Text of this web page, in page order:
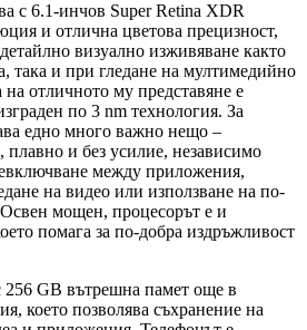
с 6.1-инчов Super Retina XDR
и отлична цветова прецизност,
визуално изживяване както
така и при гледане на мултимедийно
отличното му представяне е
по 3 nm технология. За
едно много важно нещо –
плавно и без усилие, независимо
между приложения,
на видео или използване на по-
мощен, процесорът е и
помага за по-добра издръжливост
256 GB вътрешна памет още в
което позволява съхранение на